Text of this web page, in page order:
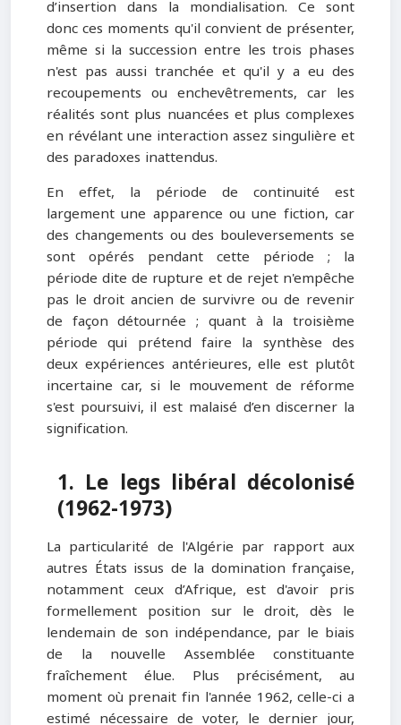
d’insertion dans la mondialisation. Ce sont
donc ces moments qu'il convient de présenter,
même si la succession entre les trois phases
n'est pas aussi tranchée et qu'il y a eu des
recoupements ou enchevêtrements, car les
réalités sont plus nuancées et plus complexes
en révélant une interaction assez singulière et
des paradoxes inattendus.
En effet, la période de continuité est
largement une apparence ou une fiction, car
des changements ou des bouleversements se
sont opérés pendant cette période ; la
période dite de rupture et de rejet n'empêche
pas le droit ancien de survivre ou de revenir
de façon détournée ; quant à la troisième
période qui prétend faire la synthèse des
deux expériences antérieures, elle est plutôt
incertaine car, si le mouvement de réforme
s'est poursuivi, il est malaisé d’en discerner la
signification.
1. Le legs libéral décolonisé
(1962-1973)
La particularité de l'Algérie par rapport aux
autres États issus de la domination française,
notamment ceux d’Afrique, est d'avoir pris
formellement position sur le droit, dès le
lendemain de son indépendance, par le biais
de la nouvelle Assemblée constituante
fraîchement élue. Plus précisément, au
moment où prenait fin l'année 1962, celle-ci a
estimé nécessaire de voter, le dernier jour,